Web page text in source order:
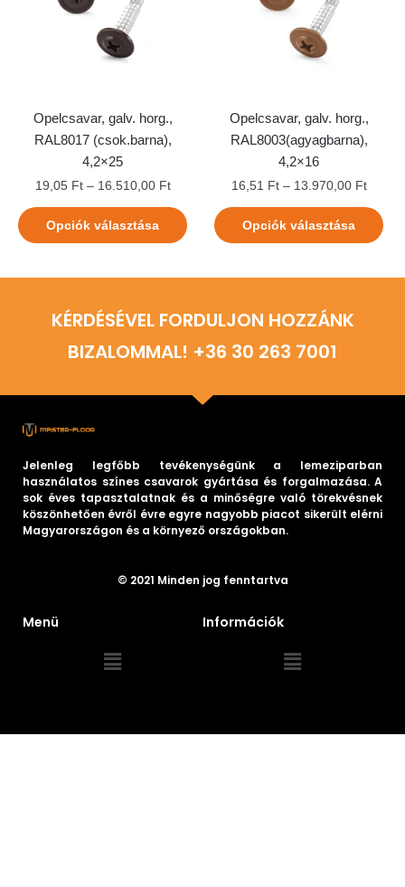
Opelcsavar, galv. horg.,
RAL8017 (csok.barna),
4,2×25
19,05 Ft– 16.510,00 Ft
Opciók választása
Opelcsavar, galv. horg.,
RAL8003(agyagbarna),
4,2×16
16,51 Ft– 13.970,00 Ft
Opciók választása
KÉRDÉSÉVEL FORDULJON HOZZÁNK
BIZALOMMAL! +36 30 263 7001
Jelenleg legfőbb tevékenységünk a lemeziparban
használatos színes csavarok gyártása és forgalmazása. A
sok éves tapasztalatnak és a minőségre való törekvésnek
köszönhetően évről évre egyre nagyobb piacot sikerült elérni
Magyarországon és a környező országokban.
© 2021 Minden jog fenntartva
Menü Információk